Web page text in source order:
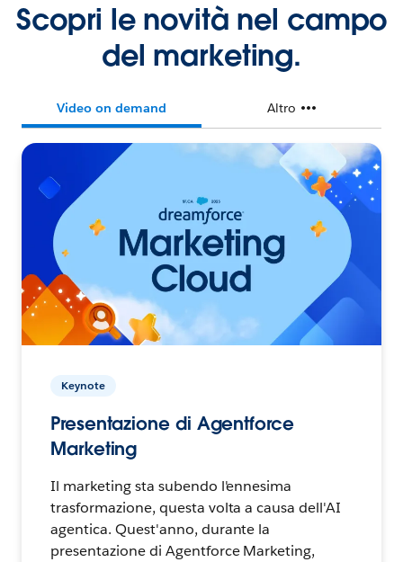
Scopri le novità nel campo
del marketing.
Video on demand Altro
Keynote
Presentazione di Agentforce
Marketing
Il marketing sta subendo l'ennesima
trasformazione, questa volta a causa dell'AI
agentica. Quest'anno, durante la
presentazione di Agentforce Marketing,